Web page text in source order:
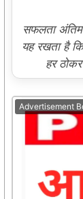
सफलता
यह रखता है
हर
Advertisement